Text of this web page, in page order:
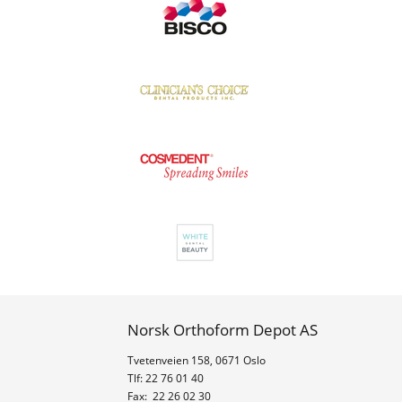
Norsk Orthoform Depot AS
Tvetenveien 158, 0671 Oslo
Tlf: 22 76 01 40
Fax: 22 26 02 30